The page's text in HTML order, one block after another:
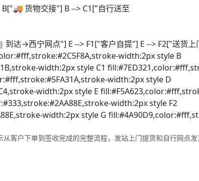
货物交接"] B --> C1["自行送至
到达→西宁网点"] E --> F1["客户自提"] E --> F2["送货
width:2px style B
width:2px style C1
width:2px style D
width:2px style E
width:2px style F2
width:2px style G
客户下单到签收完成的完整流程，发站上门提货和自行网点